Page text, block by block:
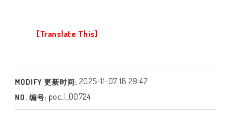
[Translate This]
MODIFY 更新时间: 2025-11-07 18:29:47
NO. 编号: poc_l_00724